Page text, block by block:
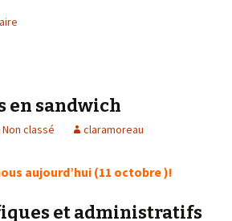
en sandwich
Non classé claramoreau
aujourd’hui (11 octobre )!
et administratifs